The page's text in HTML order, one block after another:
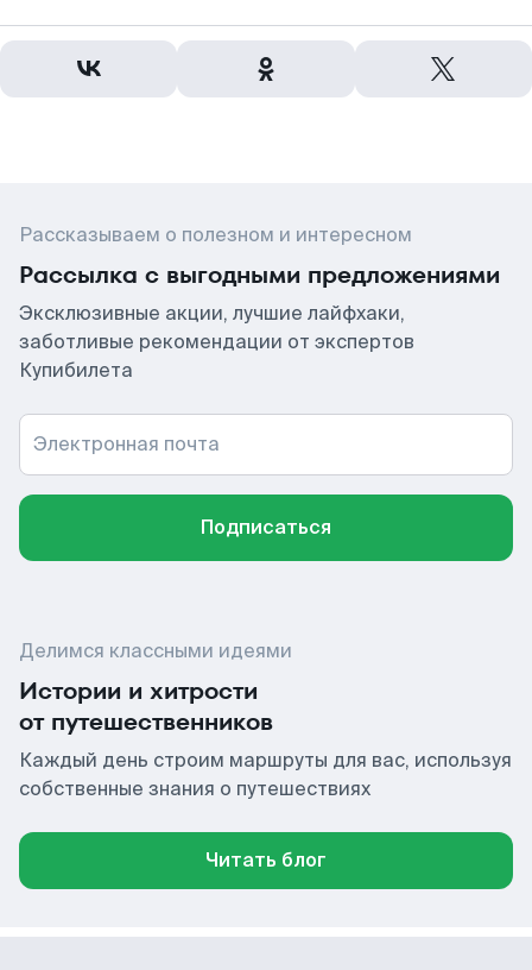
Рассказываем о полезном и интересном
Рассылка с выгодными предложениями
Эксклюзивные акции, лучшие лайфхаки,
заботливые рекомендации от экспертов
Купибилета
Электронная почта
Подписаться
Делимся классными идеями
Истории и хитрости
от путешественников
Каждый день строим маршруты для вас, используя
собственные знания о путешествиях
Читать блог